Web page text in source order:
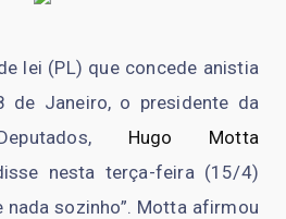
lei (PL) que concede anistia
de Janeiro, o presidente da
Hugo Motta
nesta terça-feira (15/4)
nada sozinho”. Motta afirmou